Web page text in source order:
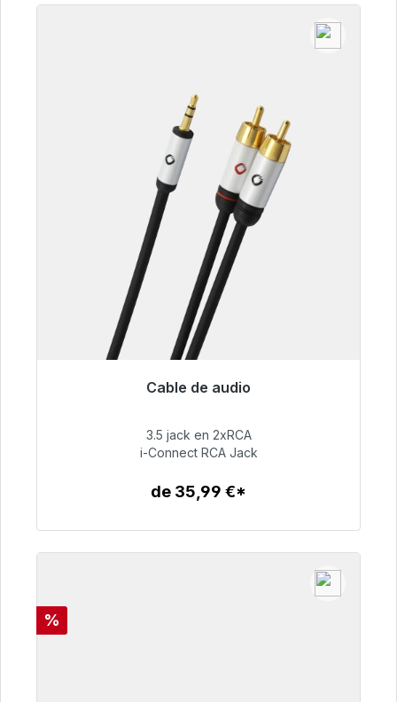
Cable de audio
Listo para envío inmediato, plazo de entrega
51,99 €
3.5 jack en 2xRCA
i-Connect RCA Jack
de 35,99 €*
Descuento
%